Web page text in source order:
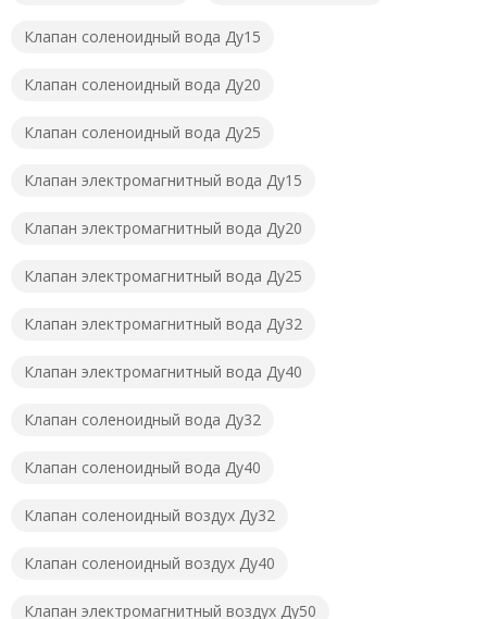
Клапан соленоидный вода Ду15
Клапан соленоидный вода Ду20
Клапан соленоидный вода Ду25
Клапан электромагнитный вода Ду15
Клапан электромагнитный вода Ду20
Клапан электромагнитный вода Ду25
Клапан электромагнитный вода Ду32
Клапан электромагнитный вода Ду40
Клапан соленоидный вода Ду32
Клапан соленоидный вода Ду40
Клапан соленоидный воздух Ду32
Клапан соленоидный воздух Ду40
Клапан электромагнитный воздух Ду50